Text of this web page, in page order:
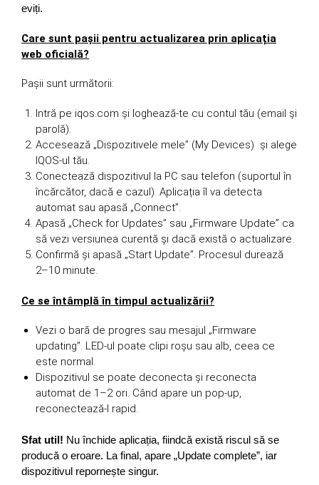
eviți.
Care sunt pașii pentru actualizarea prin aplicația
web oficială?
Pașii sunt următorii:
Intră pe iqos.com și loghează-te cu contul tău (email și
parolă).
Accesează „Dispozitivele mele” (My Devices) și alege
IQOS-ul tău.
Conectează dispozitivul la PC sau telefon (suportul în
încărcător, dacă e cazul). Aplicația îl va detecta
automat sau apasă „Connect”.
Apasă „Check for Updates” sau „Firmware Update” ca
să vezi versiunea curentă și dacă există o actualizare.
Confirmă și apasă „Start Update”. Procesul durează
2–10 minute.
Ce se întâmplă în timpul actualizării?
Vezi o bară de progres sau mesajul „Firmware
updating”. LED-ul poate clipi roșu sau alb, ceea ce
este normal.
Dispozitivul se poate deconecta și reconecta
automat de 1–2 ori. Când apare un pop-up,
reconectează-l rapid.
Sfat util! Nu închide aplicația, fiindcă există riscul să se
producă o eroare. La final, apare „Update complete”, iar
dispozitivul repornește singur.